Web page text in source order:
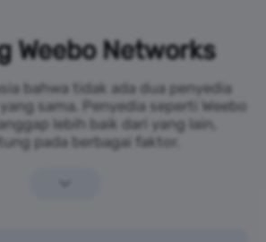
Weebo Networks
bahwa tidak ada dua penyedia
sama. Penyedia seperti Weebo
lebih baik dari yang lain,
pada berbagai faktor.